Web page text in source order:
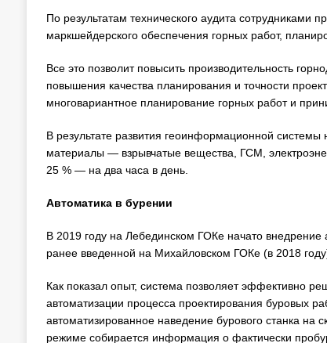
По результатам технического аудита сотрудниками
маркшейдерского обеспечения горных работ,
Все это позволит повысить производительность
повышения качества планирования и точности
многовариантное планирование горных работ и
В результате развития геоинформационной
материалы — взрывчатые вещества, ГСМ,
25 % — на два часа в день.
Автоматика в бурении
В 2019 году на Лебединском ГОКе начато
ранее введенной на Михайловском ГОКе (в 2018
Как показал опыт, система позволяет эффективно
автоматизации процесса проектирования буровых
автоматизированное наведение бурового станка на
режиме собирается информация о фактически